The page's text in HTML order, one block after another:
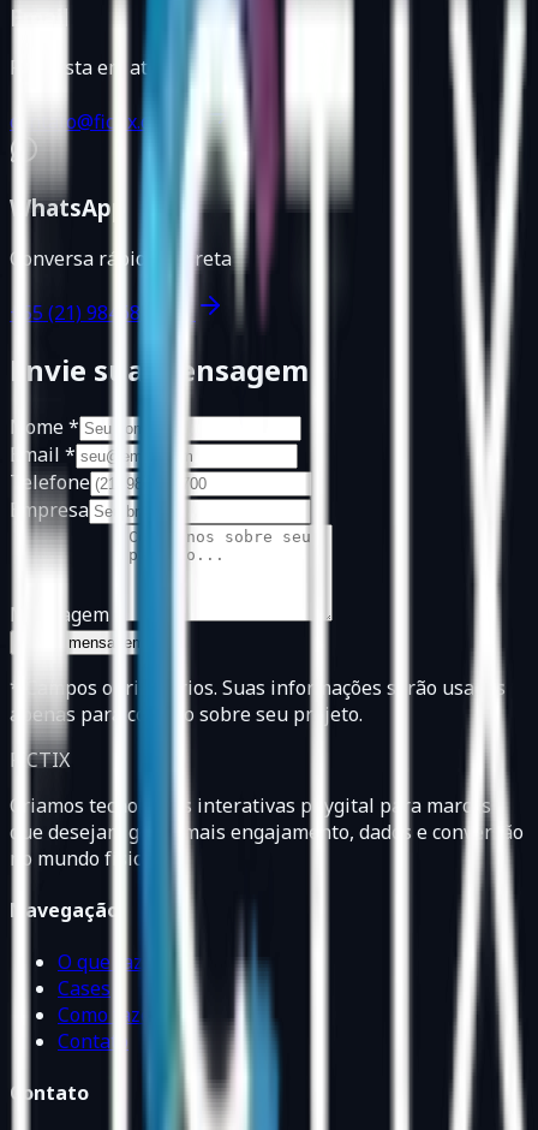
Email
Resposta em até 24 horas
contato@fictix.com.br
WhatsApp
Conversa rápida e direta
+55 (21) 98468-7700
Envie sua mensagem
Nome *
Email *
Telefone
Empresa
Mensagem *
Enviar mensagem
* Campos obrigatórios. Suas informações serão usadas
apenas para contato sobre seu projeto.
FICTIX
Criamos tecnologias interativas phygital para marcas
que desejam gerar mais engajamento, dados e conversão
no mundo físico.
Navegação
O que fazemos
Cases
Como fazemos
Contato
Contato